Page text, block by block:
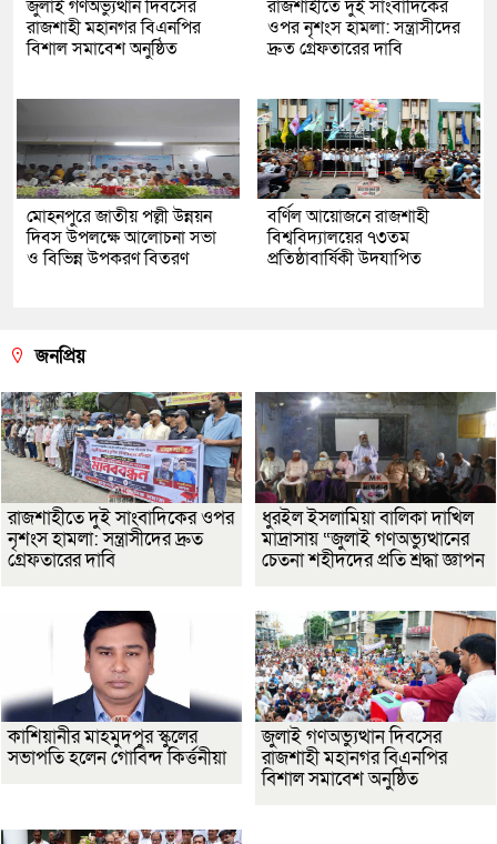
জুলাই গণঅভ্যুত্থান দিবসের
রাজশাহী মহানগর বিএনপির
বিশাল সমাবেশ অনুষ্ঠিত
রাজশাহীতে দুই সাংবাদিকের
ওপর নৃশংস হামলা: সন্ত্রাসীদের
দ্রুত গ্রেফতারের দাবি
মোহনপুরে জাতীয় পল্লী উন্নয়ন
দিবস উপলক্ষে আলোচনা সভা
ও বিভিন্ন উপকরণ বিতরণ
বর্ণিল আয়োজনে রাজশাহী
বিশ্ববিদ্যালয়ের ৭৩তম
প্রতিষ্ঠাবার্ষিকী উদযাপিত
জনপ্রিয়
রাজশাহীতে দুই সাংবাদিকের ওপর
নৃশংস হামলা: সন্ত্রাসীদের দ্রুত
গ্রেফতারের দাবি
ধুরইল ইসলামিয়া বালিকা দাখিল
মাদ্রাসায় “জুলাই গণঅভ্যুত্থানের
চেতনা শহীদদের প্রতি শ্রদ্ধা জ্ঞাপন
কাশিয়ানীর মাহমুদপুর স্কুলের
সভাপতি হলেন গোবিন্দ কির্ত্তনীয়া
জুলাই গণঅভ্যুত্থান দিবসের
রাজশাহী মহানগর বিএনপির
বিশাল সমাবেশ অনুষ্ঠিত